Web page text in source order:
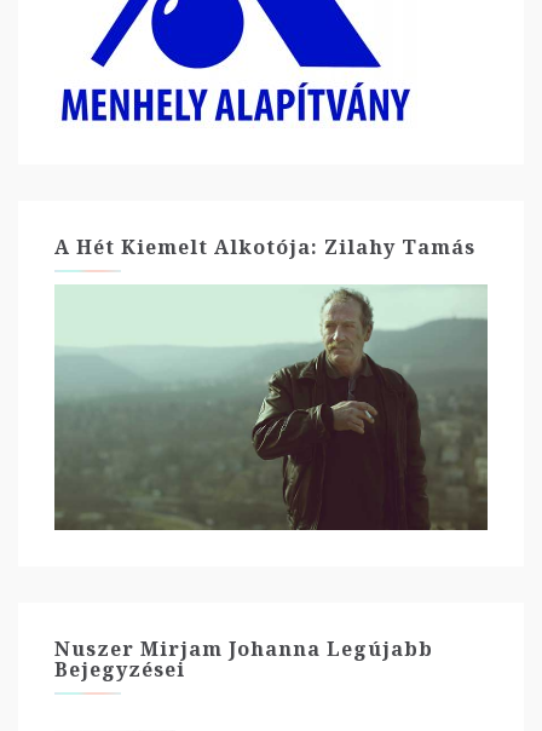
A Hét Kiemelt Alkotója: Zilahy Tamás
Nuszer Mirjam Johanna Legújabb
Bejegyzései